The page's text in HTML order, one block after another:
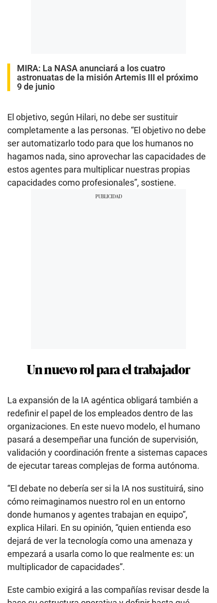
MIRA: La NASA anunciará a los cuatro
astronuatas de la misión Artemis III el próximo
9 de junio
El objetivo, según Hilari, no debe ser sustituir
completamente a las personas. “El objetivo no debe
ser automatizarlo todo para que los humanos no
hagamos nada, sino aprovechar las capacidades de
estos agentes para multiplicar nuestras propias
capacidades como profesionales”, sostiene.
Un nuevo rol para el trabajador
La expansión de la IA agéntica obligará también a
redefinir el papel de los empleados dentro de las
organizaciones. En este nuevo modelo, el humano
pasará a desempeñar una función de supervisión,
validación y coordinación frente a sistemas capaces
de ejecutar tareas complejas de forma autónoma.
“El debate no debería ser si la IA nos sustituirá, sino
cómo reimaginamos nuestro rol en un entorno
donde humanos y agentes trabajan en equipo”,
explica Hilari. En su opinión, “quien entienda eso
dejará de ver la tecnología como una amenaza y
empezará a usarla como lo que realmente es: un
multiplicador de capacidades”.
Este cambio exigirá a las compañías revisar desde la